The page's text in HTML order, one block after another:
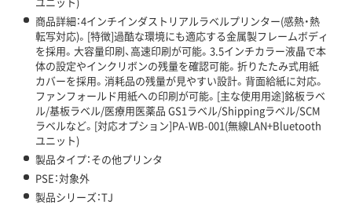
商品詳細：4インチインダストリアルラベルプリンター(感熱・熱
転写対応)。[特徴]過酷な環境にも適応する金属製フレームボディ
を採用。大容量印刷、高速印刷が可能。3.5インチカラー液晶で本
体の設定やインクリボンの残量を確認可能。折りたたみ式用紙
カバーを採用。消耗品の残量が見やすい設計。背面給紙に対応。
ファンフォールド用紙への印刷が可能。[主な使用用途]銘板ラベ
ル/基板ラベル/医療用医薬品 GS1ラベル/Shippingラベル/SCM
ラベルなど。[対応オプション]PA-WB-001(無線LAN+Bluetooth
ユニット)
製品タイプ：その他プリンタ
PSE：対象外
製品シリーズ：TJ